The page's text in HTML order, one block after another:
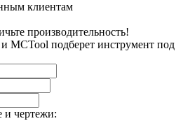
клиентам
производительность!
MCTool подберет инструмент под
и чертежи: